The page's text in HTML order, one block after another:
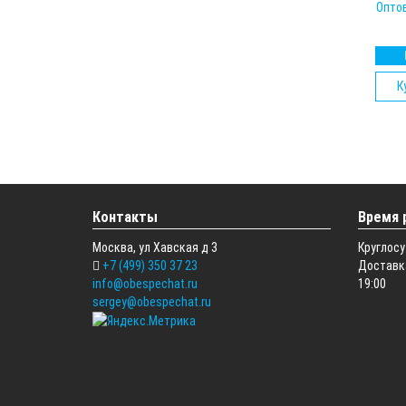
Контакты
Москва, ул Хавская д 3
+7 (499) 350 37 23
info@obespechat.ru
sergey@obespechat.ru
Время
19:00